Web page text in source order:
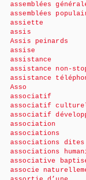
assemblées
assemblées
assiette
assis
Assis peinards
assise
assistance
assistance non-
assistance
Asso
associatif
associatif
associatif
association
associations
associations dites
associations
associative
associe